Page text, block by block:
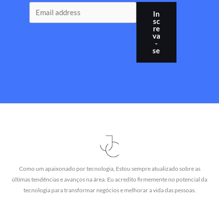
In
sc
re
va
-
se
Como um apaixonado por tecnologia, Estou sempre atualizado sobre as
últimas tendências e avanços na área. Eu acredito firmemente no potencial da
tecnologia para transformar negócios e melhorar a vida das pessoas.